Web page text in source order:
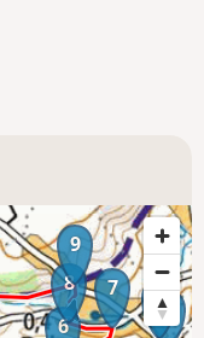
4
5
6
7
8
9